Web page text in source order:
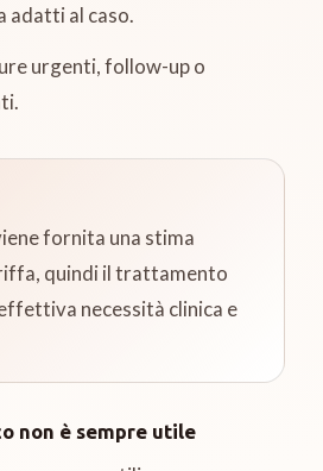
adatti al caso.
urgenti, follow-up o
fornita una stima
quindi il trattamento
necessità clinica e
non è sempre utile